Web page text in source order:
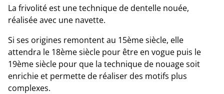
La frivolité est une technique de dentelle nouée,
réalisée avec une navette.
Si ses origines remontent au 15ème siècle, elle
attendra le 18ème siècle pour être en vogue puis le
19ème siècle pour que la technique de nouage soit
enrichie et permette de réaliser des motifs plus
complexes.